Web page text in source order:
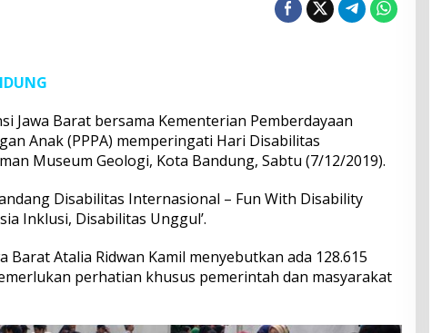
Jawa Barat bersama Kementerian Pemberdayaan
Anak (PPPA) memperingati Hari Disabilitas
Museum Geologi, Kota Bandung, Sabtu (7/12/2019).
Disabilitas Internasional – Fun With Disability
Inklusi, Disabilitas Unggul’.
Barat Atalia Ridwan Kamil menyebutkan ada 128.615
perhatian khusus pemerintah dan masyarakat